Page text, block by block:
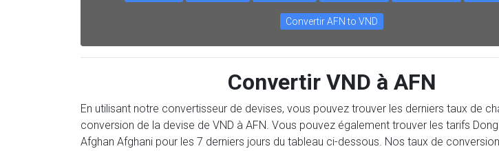
Convertir AFN to VND
Convertir VND à AFN
En utilisant notre convertisseur de devises, vous pouvez trouver les derniers taux de
conversion de la devise de VND à AFN. Vous pouvez également trouver les tarifs
Afghan Afghani pour les 7 derniers jours du tableau ci-dessous. Nos taux de